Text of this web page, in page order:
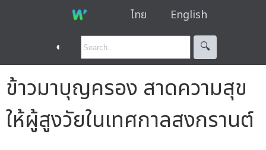
ไทย English
◐ 🔍︎
ข้าวมาบุญครอง สาดความสุข
ให้ผู้สูงวัยในเทศกาลสงกรานต์